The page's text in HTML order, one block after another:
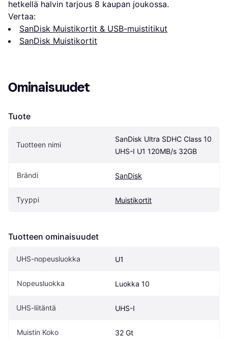
hetkellä halvin tarjous 8 kaupan joukossa.
Vertaa:
SanDisk Muistikortit & USB-muistitikut
SanDisk Muistikortit
Ominaisuudet
Tuote
Tuotteen nimi
SanDisk Ultra SDHC Class 10
UHS-I U1 120MB/s 32GB
Brändi SanDisk
Tyyppi Muistikortit
Tuotteen ominaisuudet
UHS-nopeusluokka U1
Nopeusluokka Luokka 10
UHS-liitäntä UHS-I
Muistin Koko 32 Gt